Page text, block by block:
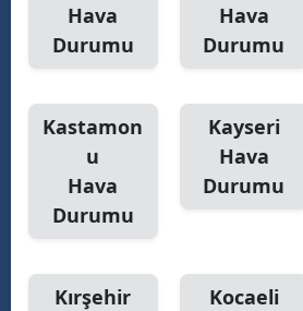
Hava
Durumu
Hava
Durumu
Kastamon
u
Hava
Durumu
Kayseri
Hava
Durumu
Kırşehir
Kocaeli